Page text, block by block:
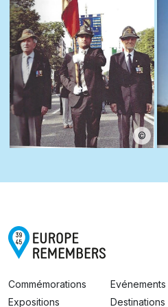
©
Commémorations
Expositions
Evénements
Destinations